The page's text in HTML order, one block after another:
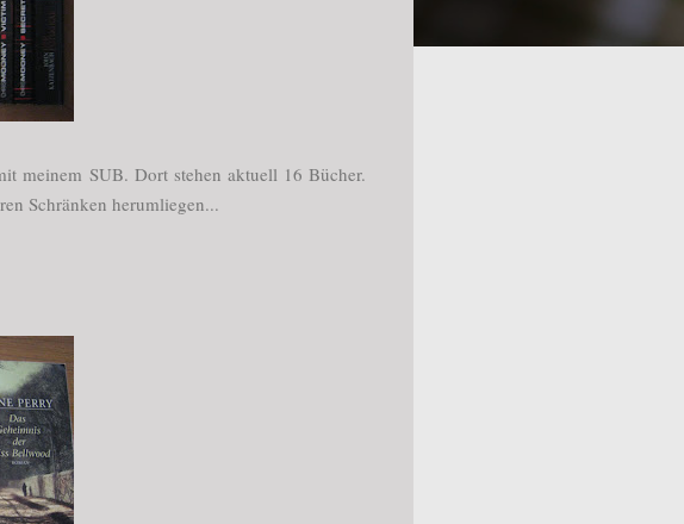
meinem SUB. Dort stehen aktuell 16 Bücher.
Schränken herumliegen...